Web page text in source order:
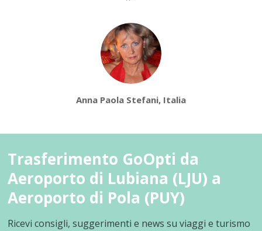
Anna Paola Stefani, Italia
Trasferimento GoOpti da
Aeroporto di Lubiana (LJU) a
Aeroporto di Pola (PUY)
Ricevi consigli, suggerimenti e news su viaggi e turismo